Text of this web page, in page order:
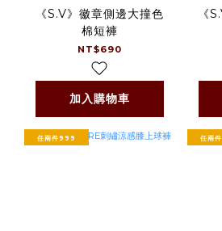
《S.V》徽章側邊大撞色
棉短褲
NT$690
加入購物車
《
任兩件999 任兩